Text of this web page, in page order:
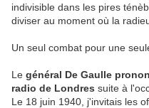
indivisible dans les pires
diviser au moment où la
Un seul combat pour une
Le général De Gaulle
radio de Londres suite à
Le 18 juin 1940, j'invitais les